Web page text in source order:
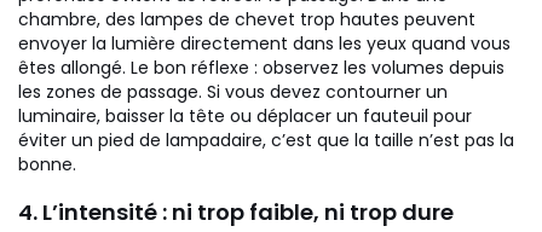
chambre, des lampes de chevet trop hautes peuvent
envoyer la lumière directement dans les yeux quand vous
êtes allongé. Le bon réflexe : observez les volumes depuis
les zones de passage. Si vous devez contourner un
luminaire, baisser la tête ou déplacer un fauteuil pour
éviter un pied de lampadaire, c’est que la taille n’est pas la
bonne.
4. L’intensité : ni trop faible, ni trop dure